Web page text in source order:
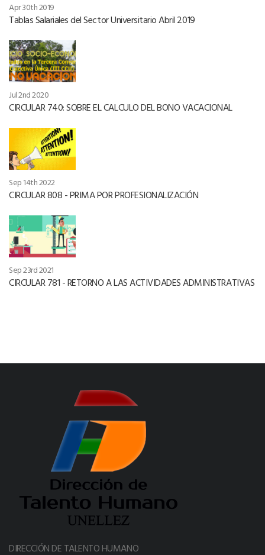
Apr 30th 2019
Tablas Salariales del Sector Universitario Abril 2019
Jul 2nd 2020
CIRCULAR 740: SOBRE EL CALCULO DEL BONO VACACIONAL
Sep 14th 2022
CIRCULAR 808 - PRIMA POR PROFESIONALIZACIÓN
Sep 23rd 2021
CIRCULAR 781 - RETORNO A LAS ACTIVIDADES ADMINISTRATIVAS
DIRECCIÓN DE TALENTO HUMANO